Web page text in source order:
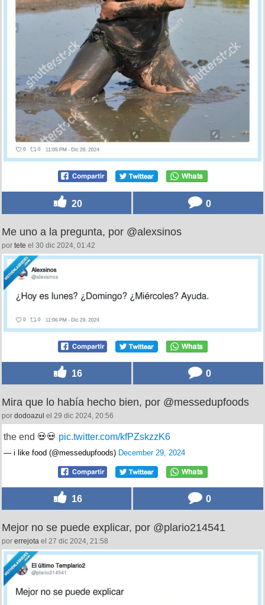
20 0
Me uno a la pregunta, por @alexsinos
por tete el 30 dic 2024, 01:42
16 0
Mira que lo había hecho bien, por @messedupfoods
por dodoazul el 29 dic 2024, 20:56
the end 💀💀 pic.twitter.com/kfPZskzzK6
— i like food (@messedupfoods) December 29, 2024
16 0
Mejor no se puede explicar, por @plario214541
por errejota el 27 dic 2024, 21:58